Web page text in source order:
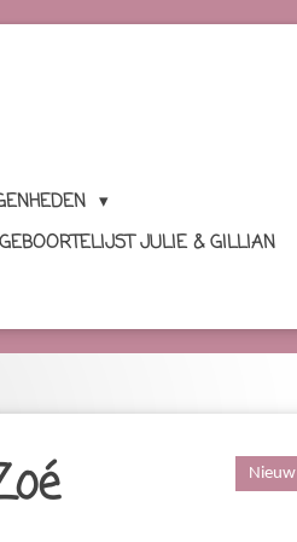
GEBOORTELIJST JULIE & GILLIAN
Nieuw